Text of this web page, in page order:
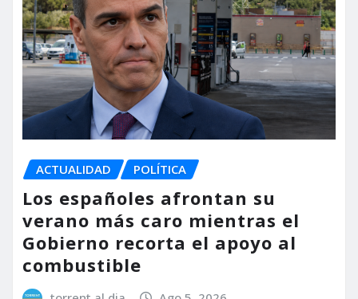
ACTUALIDAD POLÍTICA
Los españoles afrontan su
verano más caro mientras el
Gobierno recorta el apoyo al
combustible